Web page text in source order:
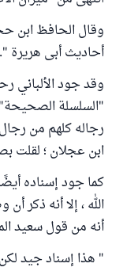
وقال الحافظ ابن
أحاديث أبى هريرة ".
وقد جود الألباني
رجاله كلهم من
ابن عجلان ؛ لقلت
كما جود إسناده
الله ، إلا أنه
أنه من قول سعيد
" هذا إسناد جيد